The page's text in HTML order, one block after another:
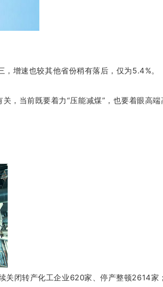
增速也较其他省份稍有落后，仅为5.4%。
，当前既要着力“压能减煤”，也要着眼高端
关闭转产化工企业620家、停产整顿2614家；